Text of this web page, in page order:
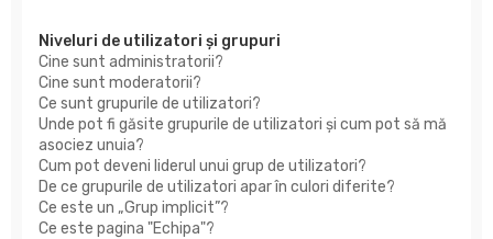
Niveluri de utilizatori şi grupuri
Cine sunt administratorii?
Cine sunt moderatorii?
Ce sunt grupurile de utilizatori?
Unde pot fi găsite grupurile de utilizatori şi cum pot să mă
asociez unuia?
Cum pot deveni liderul unui grup de utilizatori?
De ce grupurile de utilizatori apar în culori diferite?
Ce este un „Grup implicit”?
Ce este pagina "Echipa"?